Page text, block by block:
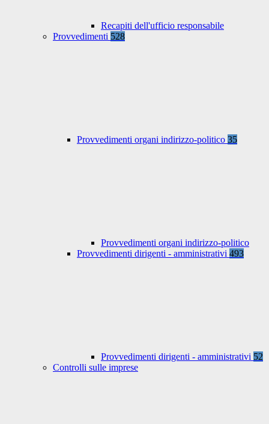
Recapiti dell'ufficio responsabile
Provvedimenti 528
Provvedimenti organi indirizzo-politico 35
Provvedimenti organi indirizzo-politico
Provvedimenti dirigenti - amministrativi 493
Provvedimenti dirigenti - amministrativi 52
Controlli sulle imprese